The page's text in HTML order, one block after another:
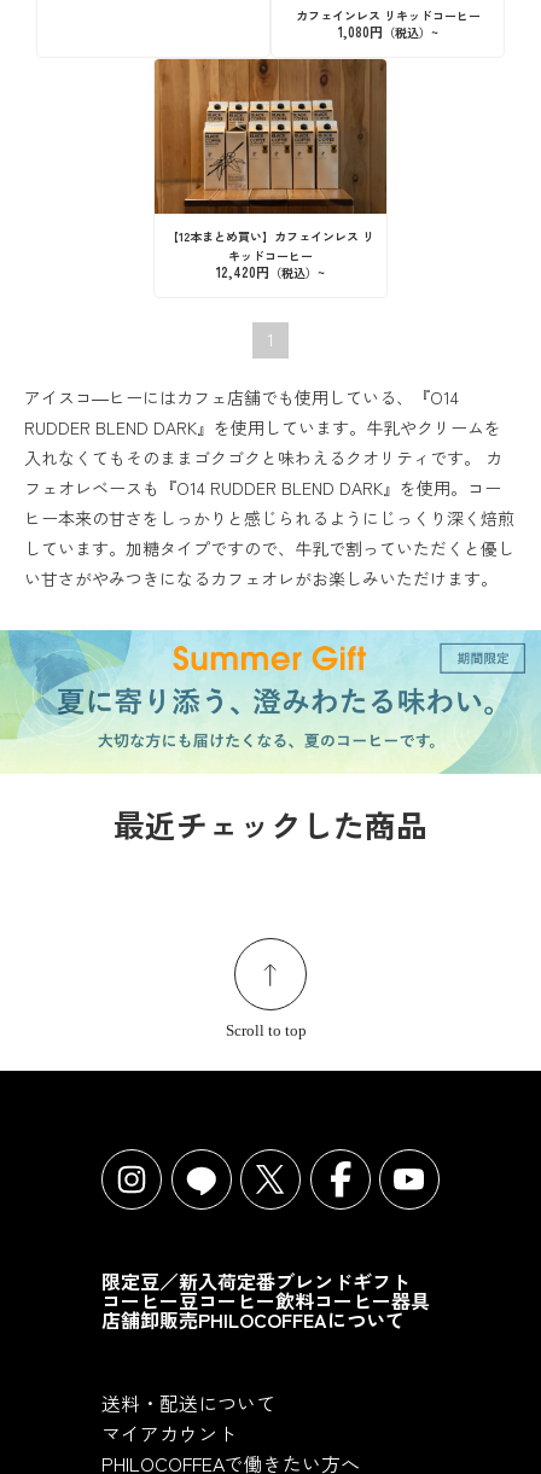
カフェインレス リキッドコーヒー
1,080円
【12本まとめ買い】カフェインレス リ
キッドコーヒー
12,420円
1
アイスコ―ヒーにはカフェ店舗でも使用している、『O14
RUDDER BLEND DARK』を使用しています。牛乳やクリームを
入れなくてもそのままゴクゴクと味わえるクオリティです。 カ
フェオレベースも『O14 RUDDER BLEND DARK』を使用。コー
ヒー本来の甘さをしっかりと感じられるようにじっくり深く焙煎
しています。加糖タイプですので、牛乳で割っていただくと優し
い甘さがやみつきになるカフェオレがお楽しみいただけます。
最近チェックした商品
Scroll to top
限定豆／新入荷定番ブレンドギフト
コーヒー豆コーヒー飲料コーヒー器具
店舗卸販売PHILOCOFFEAについて
送料・配送について
マイアカウント
PHILOCOFFEAで働きたい方へ